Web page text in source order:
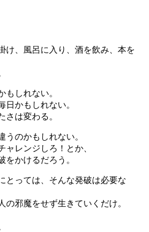
け、風呂に入り、酒を飲み、本を
もしれない。
日かもしれない。
さは変わる。
うのかもしれない。
ャレンジしろ！とか、
をかけるだろう。
とっては、そんな発破は必要な
邪魔をせず生きていくだけ。